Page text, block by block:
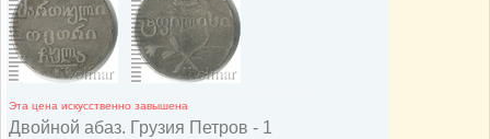
Эта цена искусственно завышена
Двойной абаз. Грузия Петров - 1